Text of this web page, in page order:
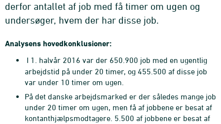
derfor antallet af job med få timer om ugen og
undersøger, hvem der har disse job.
Analysens hovedkonklusioner:
I 1. halvår 2016 var der 650.900 job med en ugentlig
arbejdstid på under 20 timer, og 455.500 af disse job
var under 10 timer om ugen.
På det danske arbejdsmarked er der således mange job
under 20 timer om ugen, men få af jobbene er besat af
kontanthjælpsmodtagere. 5.500 af jobbene er besat af